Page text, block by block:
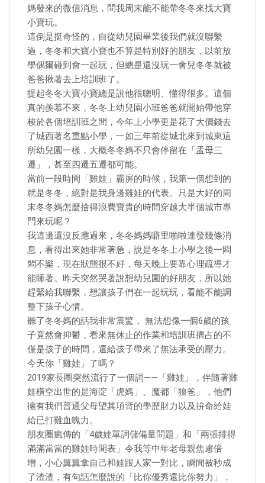
媽發來的微信消息，問我周末能不能帶冬冬來找大寶
小寶玩。
這倒是挺奇怪的，自從幼兒園畢業後我們就沒聯繫
過，冬冬和大寶小寶也不算是特別好的朋友，以前放
學偶爾碰到會一起玩，但總是還沒玩一會兒冬冬就被
爸爸揪著去上培訓班了。
提起冬冬大寶小寶總是說他很聰明、懂得很多。這個
真的羨慕不來，冬冬上幼兒園小班爸爸就開始帶他穿
梭於各個培訓班之間，今年上小學更是花了大價錢去
了城西著名重點小學，一如三年前從城北來到城東這
所幼兒園一樣，大概冬冬媽不只會停留在「孟母三
遷」，甚至四遷五遷都可能。
當前一段時間「雞娃」霸屏的時候，我第一個想到的
就是冬冬，絕對是我身邊雞娃的代表。只是大好的周
末冬冬媽怎麼捨得浪費寶貴的時間穿越大半個城市專
門來玩呢？
我這邊還沒反應過來，冬冬媽媽噼里啪啦連發幾條消
息，看得出來她非常著急，說是冬冬上小學之後一悶
悶不樂，現在狀態很不好，每天晚上要靠心理疏導才
能睡著。昨天突然哭著說想幼兒園的好朋友，所以她
趕緊給我聯繫，想讓孩子們在一起玩玩，看能不能調
整下孩子心情。
聽了冬冬媽的話我非常震驚， 無法想像一個6歲的孩
子竟然會抑鬱，看來無休止的作業和培訓班擠占的不
僅是孩子的時間，還給孩子帶來了無法承受的壓力。
今天你「雞娃」了嗎？
2019家長圈突然流行了一個詞——「雞娃」，伴隨著雞
娃橫空出世的是海淀「虎媽」、魔都「狼爸」，他們
擁有我們普通父母望其項背的學歷財力以及拚命給娃
給已打雞血魄力。
朋友圈瘋傳的「4歲娃單詞儲備量問題」和「兩張排得
滿滿當當的雞娃時間表」令我等中年老母親焦慮倍
增，小心翼翼拿自己和娃跟人家一對比，瞬間被秒成
了渣渣，有句話怎麼說的「比你優秀還比你努力」，